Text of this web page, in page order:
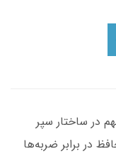
در ساختار سپر
در برابر ضربه‌ها